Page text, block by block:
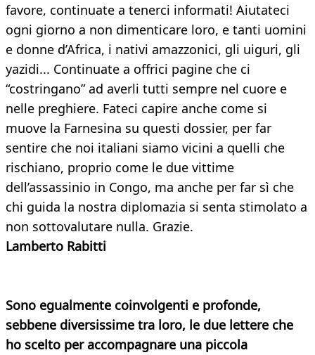
favore, continuate a tenerci informati! Aiutateci
ogni giorno a non dimenticare loro, e tanti uomini
e donne d’Africa, i nativi amazzonici, gli uiguri, gli
yazidi... Continuate a offrici pagine che ci
“costringano” ad averli tutti sempre nel cuore e
nelle preghiere. Fateci capire anche come si
muove la Farnesina su questi dossier, per far
sentire che noi italiani siamo vicini a quelli che
rischiano, proprio come le due vittime
dell’assassinio in Congo, ma anche per far sì che
chi guida la nostra diplomazia si senta stimolato a
non sottovalutare nulla. Grazie.
Lamberto Rabitti
Sono egualmente coinvolgenti e profonde,
sebbene diversissime tra loro, le due lettere che
ho scelto per accompagnare una piccola